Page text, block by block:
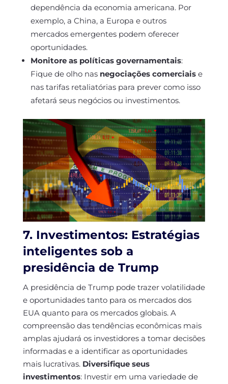
dependência da economia americana. Por
exemplo, a China, a Europa e outros
mercados emergentes podem oferecer
oportunidades.
Monitore as políticas governamentais:
Fique de olho nas negociações comerciaise
nas tarifas retaliatórias para prever como isso
afetará seus negócios ou investimentos.
7. Investimentos: Estratégias
inteligentes sob a
presidência de Trump
A presidência de Trump pode trazer volatilidade
e oportunidades tanto para os mercados dos
EUA quanto para os mercados globais. A
compreensão das tendências econômicas mais
amplas ajudará os investidores a tomar decisões
informadas e a identificar as oportunidades
mais lucrativas. Diversifique seus
investimentos: Investir em uma variedade de